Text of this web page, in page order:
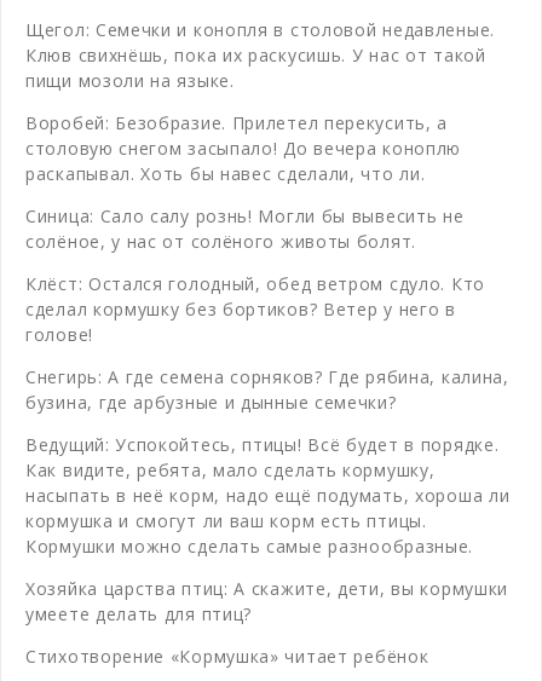
Щегол: Семечки и конопля в столовой недавленые.
Клюв свихнёшь, пока их раскусишь. У нас от такой
пищи мозоли на языке.
Воробей: Безобразие. Прилетел перекусить, а
столовую снегом засыпало! До вечера коноплю
раскапывал. Хоть бы навес сделали, что ли.
Синица: Сало салу рознь! Могли бы вывесить не
солёное, у нас от солёного животы болят.
Клёст: Остался голодный, обед ветром сдуло. Кто
сделал кормушку без бортиков? Ветер у него в
голове!
Снегирь: А где семена сорняков? Где рябина, калина,
бузина, где арбузные и дынные семечки?
Ведущий: Успокойтесь, птицы! Всё будет в порядке.
Как видите, ребята, мало сделать кормушку,
насыпать в неё корм, надо ещё подумать, хороша ли
кормушка и смогут ли ваш корм есть птицы.
Кормушки можно сделать самые разнообразные.
Хозяйка царства птиц: А скажите, дети, вы кормушки
умеете делать для птиц?
Стихотворение «Кормушка» читает ребёнок